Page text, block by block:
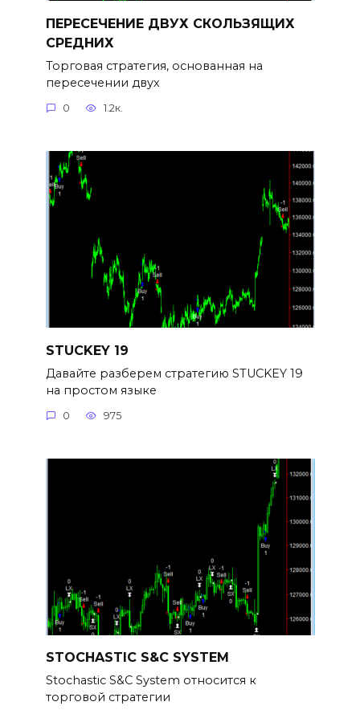
ПЕРЕСЕЧЕНИЕ ДВУХ СКОЛЬЗЯЩИХ
СРЕДНИХ
Торговая стратегия, основанная на
пересечении двух
0 1.2к.
STUCKEY 19
Давайте разберем стратегию STUCKEY 19
на простом языке
0 975
STOCHASTIC S&C SYSTEM
Stochastic S&C System относится к
торговой стратегии